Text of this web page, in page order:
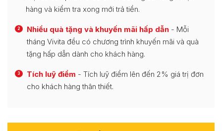
hàng và kiểm tra xong mới trả tiền.
2 Nhiều quà tặng và khuyến mãi hấp dẫn - Mỗi
tháng Vivita đều có chương trình khuyến mãi và quà
tặng hấp dẫn dành cho khách hàng.
3 Tích luỹ điểm - Tích luỹ điểm lên đến 2% giá trị đơn
cho khách hàng thân thiết.